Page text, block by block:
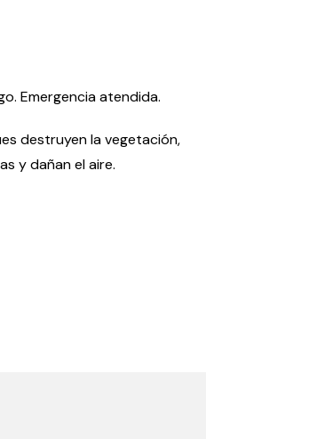
Emergencia atendida.
destruyen la vegetación,
y dañan el aire.